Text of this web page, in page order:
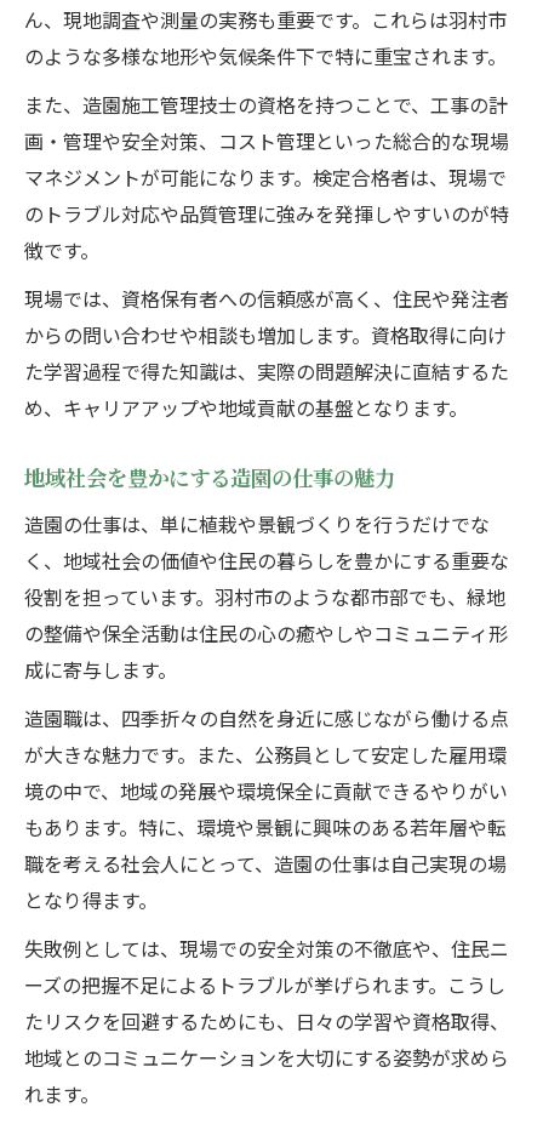
ん、現地調査や測量の実務も重要です。これらは羽村市
のような多様な地形や気候条件下で特に重宝されます。
また、造園施工管理技士の資格を持つことで、工事の計
画・管理や安全対策、コスト管理といった総合的な現場
マネジメントが可能になります。検定合格者は、現場で
のトラブル対応や品質管理に強みを発揮しやすいのが特
徴です。
現場では、資格保有者への信頼感が高く、住民や発注者
からの問い合わせや相談も増加します。資格取得に向け
た学習過程で得た知識は、実際の問題解決に直結するた
め、キャリアアップや地域貢献の基盤となります。
地域社会を豊かにする造園の仕事の魅力
造園の仕事は、単に植栽や景観づくりを行うだけでな
く、地域社会の価値や住民の暮らしを豊かにする重要な
役割を担っています。羽村市のような都市部でも、緑地
の整備や保全活動は住民の心の癒やしやコミュニティ形
成に寄与します。
造園職は、四季折々の自然を身近に感じながら働ける点
が大きな魅力です。また、公務員として安定した雇用環
境の中で、地域の発展や環境保全に貢献できるやりがい
もあります。特に、環境や景観に興味のある若年層や転
職を考える社会人にとって、造園の仕事は自己実現の場
となり得ます。
失敗例としては、現場での安全対策の不徹底や、住民ニ
ーズの把握不足によるトラブルが挙げられます。こうし
たリスクを回避するためにも、日々の学習や資格取得、
地域とのコミュニケーションを大切にする姿勢が求めら
れます。